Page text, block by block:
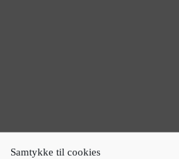
Samtykke til cookies